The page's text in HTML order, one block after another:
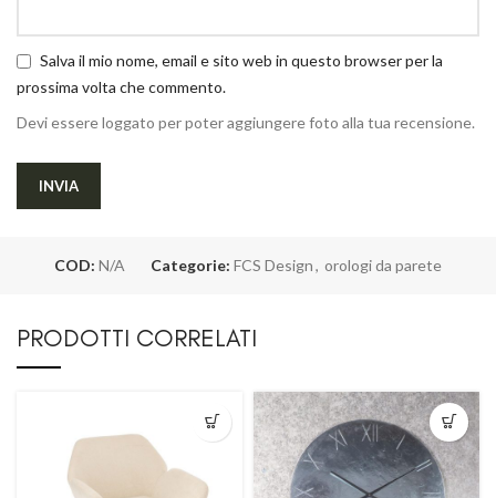
Salva il mio nome, email e sito web in questo browser per la
prossima volta che commento.
Devi essere loggato per poter aggiungere foto alla tua recensione.
COD: N/A Categorie: FCS Design, orologi da parete
PRODOTTI CORRELATI